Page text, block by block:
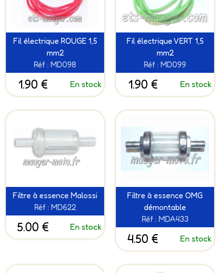
Fil électrique ROUGE 1,5
mm2
Réf : MD098
1.90 € En stock
Fil électrique VERT 1,5
mm2
Réf : MD099
1.90 € En stock
Filtre à essence Malossi
Réf : MD622
5.00 € En stock
Filtre à essence OMG
démontable
Réf : MDA433
4.50 € En stock